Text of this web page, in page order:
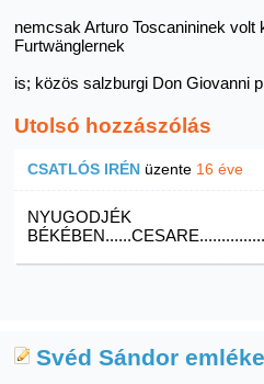
nemcsak Arturo Toscanininek
Furtwänglernek
is; közös salzburgi Don Giovanni
Utolsó hozzászólás
CSATLÓS IRÉN üzente 16 éve
NYUGODJÉK
Svéd Sándor